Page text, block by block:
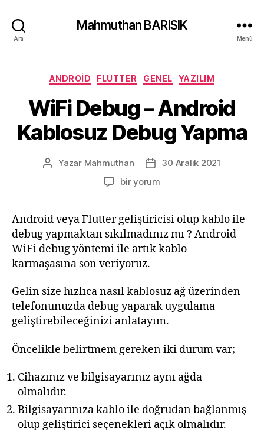
Ara
Mahmuthan BARISIK
Menü
Kategoriler
ANDROID FLUTTER GENEL YAZILIM
WiFi Debug – Android
Kablosuz Debug Yapma
Yazının
Yazar Mahmuthan
Yazı30 Aralık 2021
WiFi
Android
Kablosuz
Debug
Yapma
için
bir yorum
Android veya Flutter geliştiricisi olup kablo ile
debug yapmaktan sıkılmadınız mı ? Android
WiFi debug yöntemi ile artık kablo
karmaşasına son veriyoruz.
Gelin size hızlıca nasıl kablosuz ağ üzerinden
telefonunuzda debug yaparak uygulama
geliştirebileceğinizi anlatayım.
Öncelikle belirtmem gereken iki durum var;
Cihazınız ve bilgisayarınız aynı ağda
olmalıdır.
Bilgisayarınıza kablo ile doğrudan bağlanmış
olup geliştirici seçenekleri açık olmalıdır.